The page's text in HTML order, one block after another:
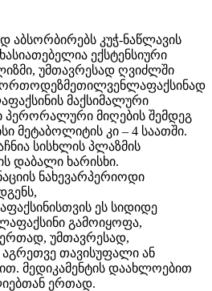
აბსორბირებს კუჭ-ნაწლავის
ექსტენსიური
უმთავრესად ღვიძლში
მაქსიმალური
პერორალური მიღების შემდეგ
მეტაბოლიტის კი – 4 საათში.
სისხლის პლაზმის
დაბალი ხარისხი.
ნახევარპერიოდი
ეს სიდიდე
გამოიყოფა,
უმთავრესად,
თავისუფალი ან
მედიკამენტის დაახლოებით
ერთად.